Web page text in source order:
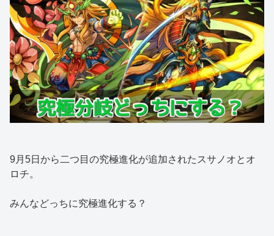
9月5日から二つ目の究極進化が追加されたスサノオとオ
ロチ。
みんなどっちに究極進化する？